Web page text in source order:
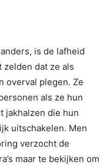
is de lafheid
dat ze als
overval plegen. Ze
als ze hun
jakhalzen die hun
uitschakelen. Men
verzocht de
maar te bekijken om